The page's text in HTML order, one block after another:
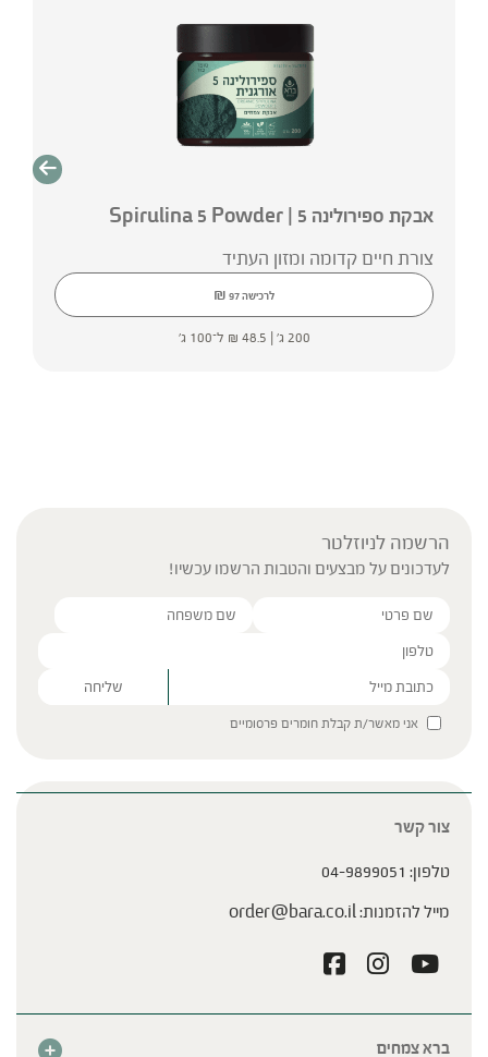
אבקת ספירולינה 5 | Spirulina 5 Powder
צורת חיים קדומה ומזון העתיד
לרכישה ₪ 97
200 ג' | ₪ 48.5 ל־100 ג'
הרשמה לניוזלטר
לעדכונים על מבצעים והטבות הרשמו עכשיו!
Please leave this field empty.
אני מאשר/ת קבלת חומרים פרסומיים
ברא צמחים
צור קשר
טלפון: 04-9899051
מייל להזמנות:order@bara.co.il